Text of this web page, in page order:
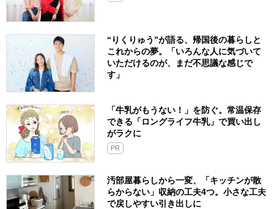
“りくりゅう”が語る、帰国後の暮らしと
これからの夢。「いろんな人に気づいて
いただけるのが、まだ不思議な感じで
す」
「牛乳がもうない！」を防ぐ。常温保存
できる「ロングライフ牛乳」で買い出し
がラクに
PR
汚部屋暮らしから一変、「キッチンが散
らからない」収納の工夫4つ。小さな工夫
で戻しやすい引き出しに